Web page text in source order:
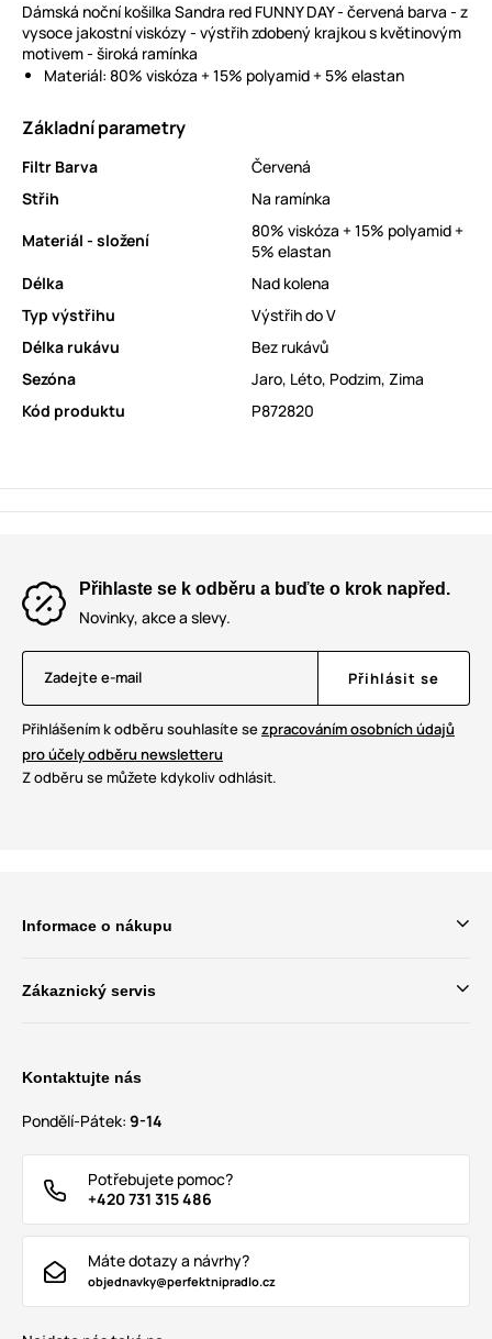
Dámská noční košilka Sandra red FUNNY DAY - červená barva - z
vysoce jakostní viskózy - výstřih zdobený krajkou s květinovým
motivem - široká ramínka
Materiál: 80% viskóza + 15% polyamid + 5% elastan
Základní parametry
Filtr Barva
Červená
Střih
Na ramínka
Materiál - složení
80% viskóza + 15% polyamid +
5% elastan
Délka
Nad kolena
Typ výstřihu
Výstřih do V
Délka rukávu
Bez rukávů
Sezóna
Jaro, Léto, Podzim, Zima
Kód produktu
P872820
Přihlaste se k odběru a buďte o krok napřed.
Novinky, akce a slevy.
Zadejte e-mail Přihlásit se
Přihlášením k odběru souhlasíte sezpracováním osobních údajů
pro účely odběru newsletteru
Z odběru se můžete kdykoliv odhlásit.
Informace o nákupu
Zákaznický servis
Kontaktujte nás
Pondělí-Pátek: 9-14
Potřebujete pomoc?
+420 731 315 486
Máte dotazy a návrhy?
objednavky@perfektnipradlo.cz